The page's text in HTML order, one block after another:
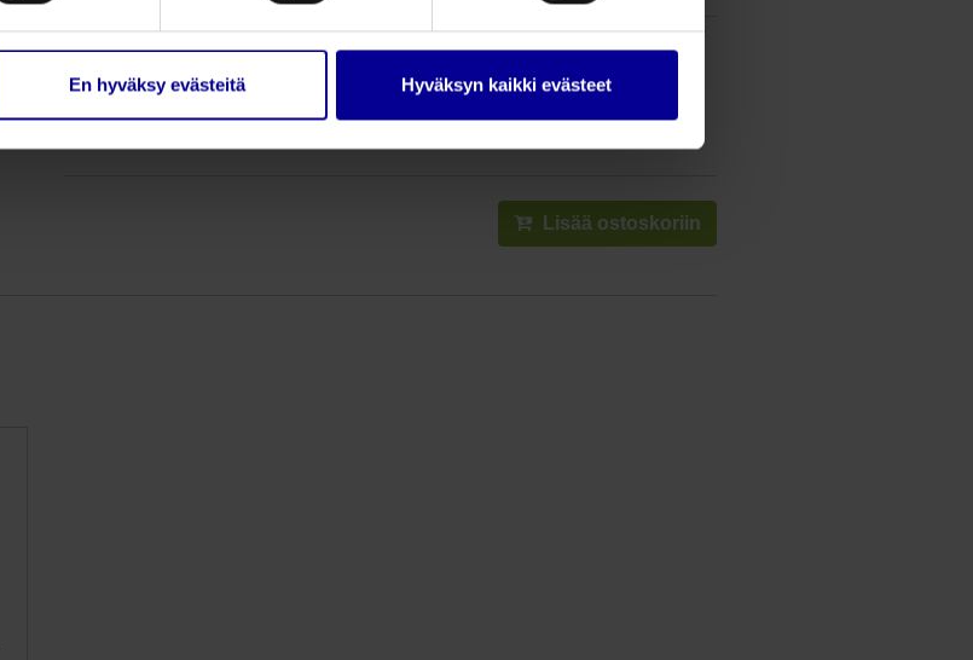
En hyväksy evästeitä Hyväksyn kaikki evästeet
PolyMem sormi- ja
varvassidos - Koko 5
Tuotenumero: 4405PM
Koko
1 kpl 7,66€
alv
25.5%
Lisää ostoskoriin